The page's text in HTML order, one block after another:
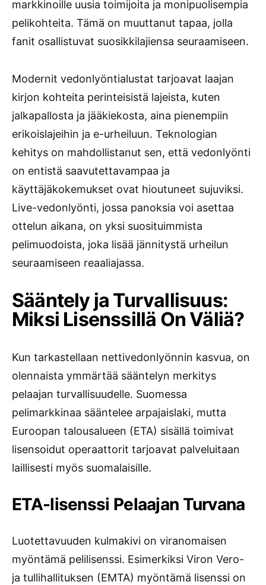
markkinoille uusia toimijoita ja monipuolisempia
pelikohteita. Tämä on muuttanut tapaa, jolla
fanit osallistuvat suosikkilajiensa seuraamiseen.
Modernit vedonlyöntialustat tarjoavat laajan
kirjon kohteita perinteisistä lajeista, kuten
jalkapallosta ja jääkiekosta, aina pienempiin
erikoislajeihin ja e-urheiluun. Teknologian
kehitys on mahdollistanut sen, että vedonlyönti
on entistä saavutettavampaa ja
käyttäjäkokemukset ovat hioutuneet sujuviksi.
Live-vedonlyönti, jossa panoksia voi asettaa
ottelun aikana, on yksi suosituimmista
pelimuodoista, joka lisää jännitystä urheilun
seuraamiseen reaaliajassa.
Sääntely ja Turvallisuus:
Miksi Lisenssillä On Väliä?
Kun tarkastellaan nettivedonlyönnin kasvua, on
olennaista ymmärtää sääntelyn merkitys
pelaajan turvallisuudelle. Suomessa
pelimarkkinaa sääntelee arpajaislaki, mutta
Euroopan talousalueen (ETA) sisällä toimivat
lisensoidut operaattorit tarjoavat palveluitaan
laillisesti myös suomalaisille.
ETA-lisenssi Pelaajan Turvana
Luotettavuuden kulmakivi on viranomaisen
myöntämä pelilisenssi. Esimerkiksi Viron Vero-
ja tullihallituksen (EMTA) myöntämä lisenssi on